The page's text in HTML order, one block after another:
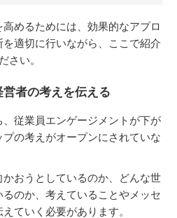
めるためには、効果的なアプロ
適切に行いながら、ここで紹介
さい。
者の考えを伝える
従業員エンゲージメントが下が
の考えがオープンにされていな
おうとしているのか、どんな世
のか、考えていることやメッセ
ていく必要があります。